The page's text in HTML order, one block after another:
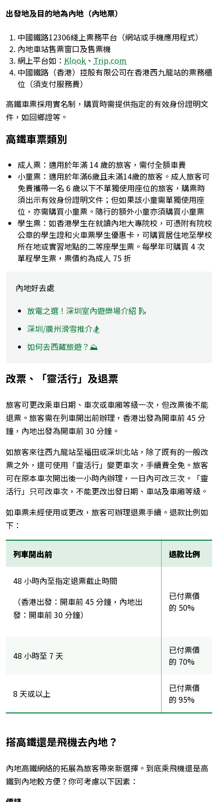
出發地及目的地為內地（內地票）
中國鐵路12306綫上票務平台（網站或手機應用程式）
內地車站售票窗口及售票機
網上平台如： Klook 、 Trip.com
中國鐵路（香港）控股有限公司在香港西九龍站的票務櫃
位（須支付服務費）
高鐵車票採用實名制，購買時需提供指定的有效身份證明文
件，如回鄉證等。
高鐵車票類別
成人票：適用於年滿 14 歲的旅客，需付全額車費
小童票：適用於年滿6歲且未滿14歲的旅客。成人旅客可
免費攜帶一名 6 歲以下不單獨使用座位的旅客，購票時
須出示有效身份證明文件；但如果該小童需單獨使用座
位，亦需購買小童票。隨行的額外小童亦須購買小童票
學生票：如香港學生在就讀內地大專院校，可憑附有院校
公章的學生證和火車票學生優惠卡，可購買居住地至學校
所在地或實習地點的二等座學生票。每學年可購買 4 次
單程學生票，票價約為成人 75 折
內地好去處
放電之選！深圳室內遊樂場介紹 🛝
深圳/廣州滑雪推介🏂
如何去西藏旅遊？⛰️
改票、「靈活行」及退票
旅客可更改乘車日期、車次或車廂等級一次，但改票後不能
退票。旅客需在列車開出前辦理，香港出發為開車前 45 分
鐘，內地出發為開車前 30 分鐘。
如旅客來往西九龍站至福田或深圳北站，除了既有的一般改
票之外，還可使用「靈活行」變更車次，手續費全免。旅客
可在原本車次開出後一小時內辦理，一日內可改三次。「靈
活行」只可改車次，不能更改出發日期、車站及車廂等級。
如車票未經使用或更改，旅客可辦理退票手續。退款比例如
下：
列車開出前 退款比例
48 小時內至指定退票截止時間
（香港出發：開車前 45 分鐘，內地出
發：開車前 30 分鐘）
已付票價
的 50%
48 小時至 7 天
已付票價
的 70%
8 天或以上
已付票價
的 95%
搭高鐵還是飛機去內地？
內地高鐵網絡的拓展為旅客帶來新選擇。到底乘飛機還是高
鐵到內地較方便？你可考慮以下因素：